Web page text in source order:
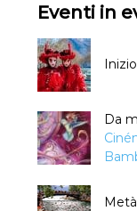
Eventi in
Da